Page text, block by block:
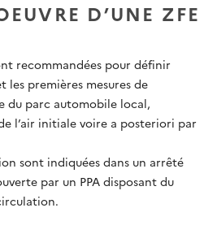
D’UNE ZFE
recommandées pour définir
les premières mesures de
du parc automobile local,
l’air initiale voire a posteriori par
sont indiquées dans un arrêté
par un PPA disposant du